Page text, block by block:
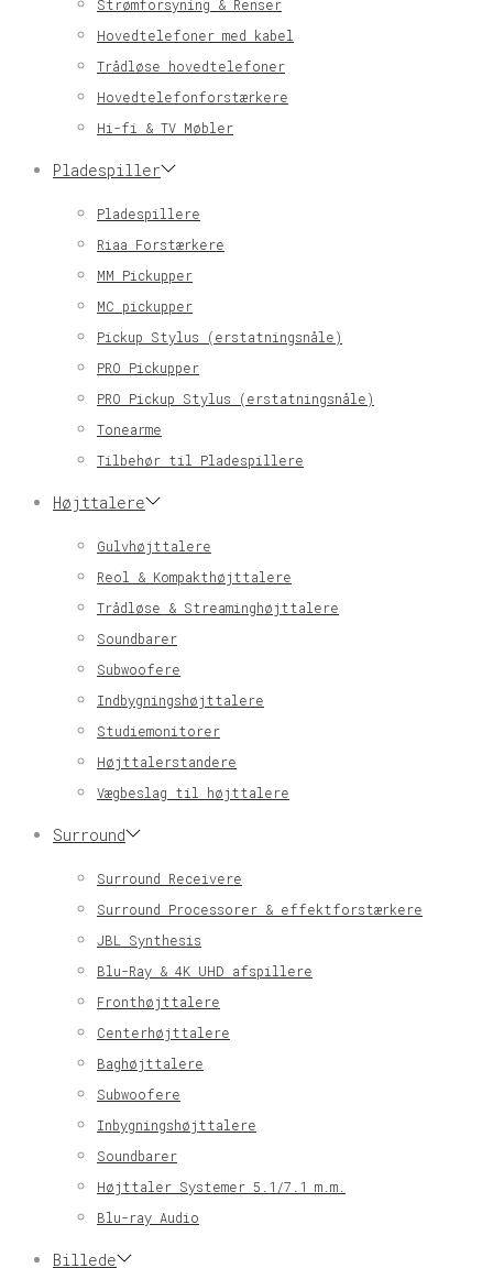
Strømforsyning & Renser
Hovedtelefoner med kabel
Trådløse hovedtelefoner
Hovedtelefonforstærkere
Hi-fi & TV Møbler
Pladespiller
Pladespillere
Riaa Forstærkere
MM Pickupper
MC pickupper
Pickup Stylus (erstatningsnåle)
PRO Pickupper
PRO Pickup Stylus (erstatningsnåle)
Tonearme
Tilbehør til Pladespillere
Højttalere
Gulvhøjttalere
Reol & Kompakthøjttalere
Trådløse & Streaminghøjttalere
Soundbarer
Subwoofere
Indbygningshøjttalere
Studiemonitorer
Højttalerstandere
Vægbeslag til højttalere
Surround
Surround Receivere
Surround Processorer & effektforstærkere
JBL Synthesis
Blu-Ray & 4K UHD afspillere
Fronthøjttalere
Centerhøjttalere
Baghøjttalere
Subwoofere
Inbygningshøjttalere
Soundbarer
Højttaler Systemer 5.1/7.1 m.m.
Blu-ray Audio
Billede